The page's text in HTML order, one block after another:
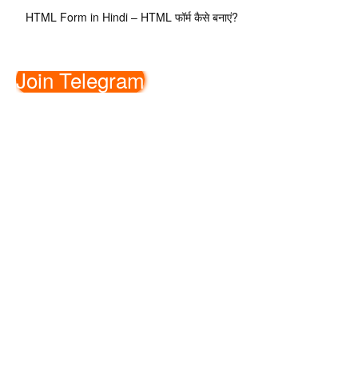
HTML Form in Hindi – HTML फॉर्म कैसे बनाएं?
Join Telegram